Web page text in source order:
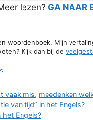
lezen? GA NAAR
woordenboek. Mijn
Kijk dan bij de
vaak mis, meedenken
van tijd” in het Engels?
het Engels?